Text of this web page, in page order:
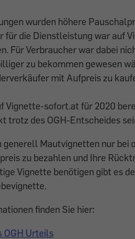
wurden höhere
für die Dienstleistung war auf
Für Verbraucher war dabei
zu bekommen gewesen
mit Aufpreis zu
Vignette-sofort.at für 2020
trotz des OGH-Entscheides
generell Mautvignetten nur bei
zu bezahlen und Ihre
Vignette benötigen gibt es
finden Sie hier:
OGH Urteils